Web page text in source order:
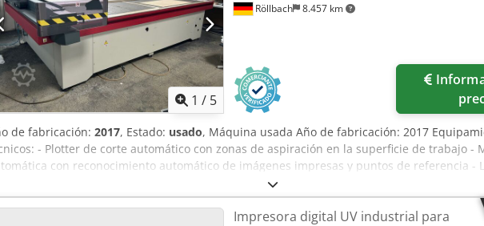
1 / 5
Röllbach 8.457 km
de fabricación: 2017, Estado: usado, Máquina usada Año de fabricación: 2017
- Plotter de corte automático con zonas de aspiración en la superficie de trabajo -
con reconocimiento automático de imágenes impresas y puntos de referencia -
trabajo se compone de 40 zonas de vacío individuales que se activan automáticamente
- Cabezal de corte multiherramienta para cortar, hendir y fresar materiales de
- Corte multi-lote posible para procesar diferentes sustratos simultáneamente -
Impresora digital UV industrial para